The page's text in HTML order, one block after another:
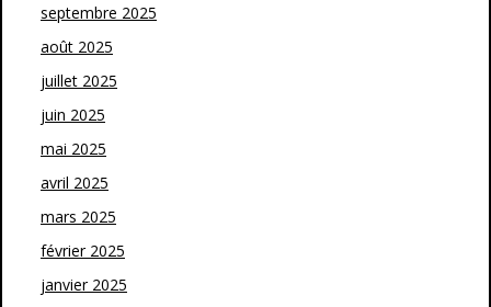
septembre 2025
août 2025
juillet 2025
juin 2025
mai 2025
avril 2025
mars 2025
février 2025
janvier 2025